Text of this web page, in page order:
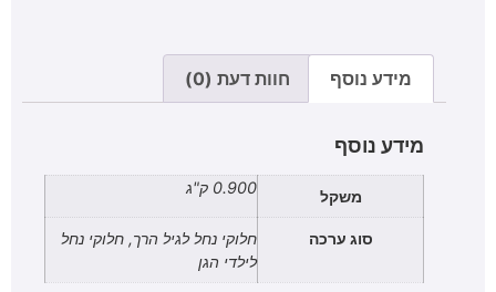
מידע נוסף חוות דעת (0)
מידע נוסף
משקל 0.900 ק"ג
סוג ערכה
חלוקי נחל לגיל הרך, חלוקי נחל
לילדי הגן